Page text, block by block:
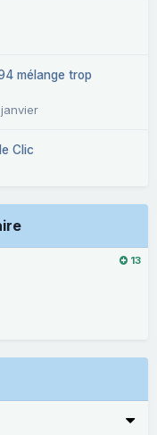
mélange trop
Clic
13